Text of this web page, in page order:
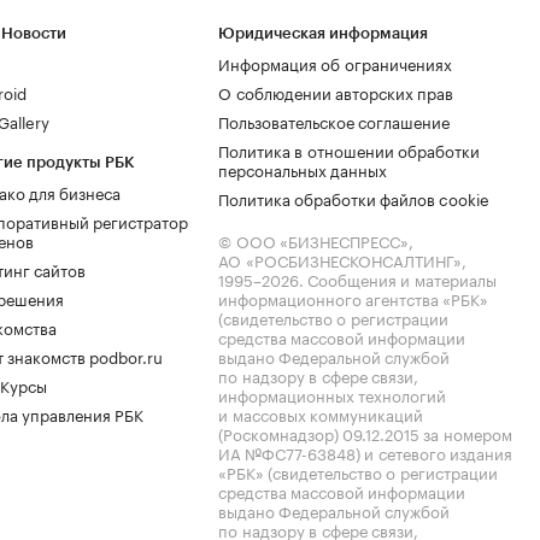
продукты РБК
для бизнеса
регистратор
сайтов
знакомств podbor.ru
управления РБК
Юридическая информация
Информация об ограничениях
О соблюдении авторских прав
Пользовательское соглашение
Политика в отношении обработки
персональных данных
Политика обработки файлов cookie
© ООО «БИЗНЕСПРЕСС»,
АО «РОСБИЗНЕСКОНСАЛТИНГ»,
1995–2026. Сообщения и материалы
информационного агентства «РБК»
(свидетельство о регистрации
средства массовой информации
выдано Федеральной службой
по надзору в сфере связи,
информационных технологий
и массовых коммуникаций
(Роскомнадзор) 09.12.2015 за номером
ИА №ФС77-63848) и сетевого издания
«РБК» (свидетельство о регистрации
средства массовой информации
выдано Федеральной службой
по надзору в сфере связи,